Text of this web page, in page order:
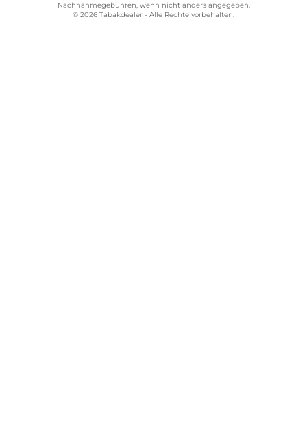
Nachnahmegebühren, wenn nicht anders angegeben.
© 2026 Tabakdealer - Alle Rechte vorbehalten.